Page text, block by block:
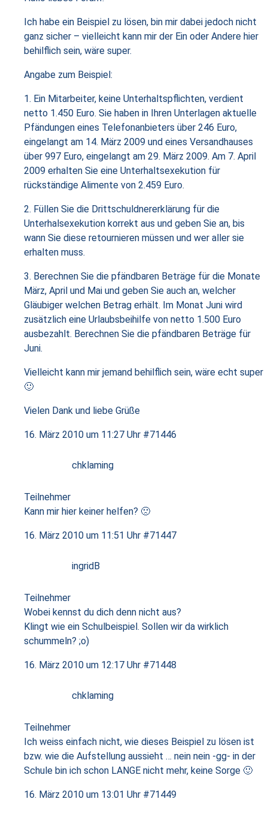
Ich habe ein Beispiel zu lösen, bin mir dabei jedoch nicht
ganz sicher – vielleicht kann mir der Ein oder Andere hier
behilflich sein, wäre super.
Angabe zum Beispiel:
1. Ein Mitarbeiter, keine Unterhaltspflichten, verdient
netto 1.450 Euro. Sie haben in Ihren Unterlagen aktuelle
Pfändungen eines Telefonanbieters über 246 Euro,
eingelangt am 14. März 2009 und eines Versandhauses
über 997 Euro, eingelangt am 29. März 2009. Am 7. April
2009 erhalten Sie eine Unterhaltsexekution für
rückständige Alimente von 2.459 Euro.
2. Füllen Sie die Drittschuldnererklärung für die
Unterhalsexekution korrekt aus und geben Sie an, bis
wann Sie diese retournieren müssen und wer aller sie
erhalten muss.
3. Berechnen Sie die pfändbaren Beträge für die Monate
März, April und Mai und geben Sie auch an, welcher
Gläubiger welchen Betrag erhält. Im Monat Juni wird
zusätzlich eine Urlaubsbeihilfe von netto 1.500 Euro
ausbezahlt. Berechnen Sie die pfändbaren Beträge für
Juni.
Vielleicht kann mir jemand behilflich sein, wäre echt super
🙂
Vielen Dank und liebe Grüße
16. März 2010 um 11:27 Uhr #71446
chklaming
Teilnehmer
Kann mir hier keiner helfen? 🙁
16. März 2010 um 11:51 Uhr #71447
ingridB
Teilnehmer
Wobei kennst du dich denn nicht aus?
Klingt wie ein Schulbeispiel. Sollen wir da wirklich
schummeln? ;o)
16. März 2010 um 12:17 Uhr #71448
chklaming
Teilnehmer
Ich weiss einfach nicht, wie dieses Beispiel zu lösen ist
bzw. wie die Aufstellung aussieht … nein nein -gg- in der
Schule bin ich schon LANGE nicht mehr, keine Sorge 🙂
16. März 2010 um 13:01 Uhr #71449